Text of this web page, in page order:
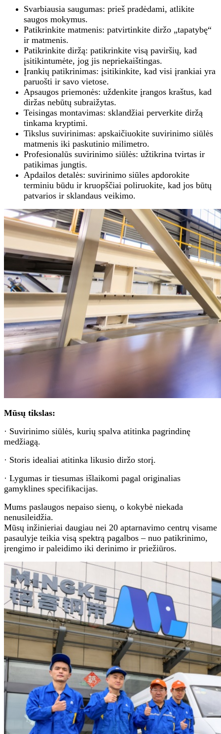
Svarbiausia saugumas: prieš pradėdami, atlikite
saugos mokymus.
Patikrinkite matmenis: patvirtinkite diržo „tapatybę“
ir matmenis.
Patikrinkite diržą: patikrinkite visą paviršių, kad
įsitikintumėte, jog jis nepriekaištingas.
Įrankių patikrinimas: įsitikinkite, kad visi įrankiai yra
paruošti ir savo vietose.
Apsaugos priemonės: uždenkite įrangos kraštus, kad
diržas nebūtų subraižytas.
Teisingas montavimas: sklandžiai perverkite diržą
tinkama kryptimi.
Tikslus suvirinimas: apskaičiuokite suvirinimo siūlės
matmenis iki paskutinio milimetro.
Profesionalūs suvirinimo siūlės: užtikrina tvirtas ir
patikimas jungtis.
Apdailos detalės: suvirinimo siūles apdorokite
terminiu būdu ir kruopščiai poliruokite, kad jos būtų
patvarios ir sklandaus veikimo.
Mūsų tikslas:
· Suvirinimo siūlės, kurių spalva atitinka pagrindinę
medžiagą.
· Storis idealiai atitinka likusio diržo storį.
· Lygumas ir tiesumas išlaikomi pagal originalias
gamyklines specifikacijas.
Mums paslaugos nepaiso sienų, o kokybė niekada
nenusileidžia.
Mūsų inžinieriai daugiau nei 20 aptarnavimo centrų visame
pasaulyje teikia visą spektrą pagalbos – nuo ​​patikrinimo,
įrengimo ir paleidimo iki derinimo ir priežiūros.